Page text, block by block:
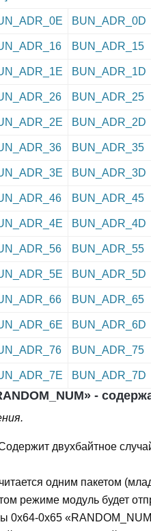
BUN_ADR_0D
BUN_ADR_15
BUN_ADR_1D
BUN_ADR_25
BUN_ADR_2D
BUN_ADR_35
BUN_ADR_3D
BUN_ADR_45
BUN_ADR_4D
BUN_ADR_55
BUN_ADR_5D
BUN_ADR_65
BUN_ADR_6D
BUN_ADR_75
BUN_ADR_7D
-
двухбайтное
одним пакетом
режиме модуль будет
0x64-0x65